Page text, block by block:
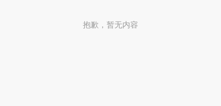
抱歉，暂无内容